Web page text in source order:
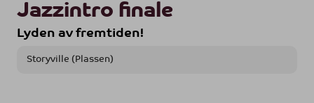
Jazzintro finale
Lyden av fremtiden!
Storyville (Plassen)